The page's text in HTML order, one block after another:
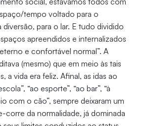
tempo voltado para o
diversão, para o lar. E tudo dividido
apreendidos e internalizados
e confortável normal”. A
(mesmo) que em meio às tais
a vida era feliz. Afinal, as idas ao
“ao esporte”, “ao bar”, “à
com o cão”, sempre deixaram um
corre da normalidade, já dominada